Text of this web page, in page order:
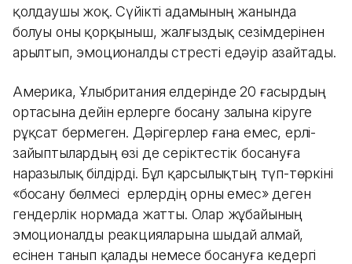
қолдаушы жоқ. Сүйікті адамының жанында
болуы оны қорқыныш, жалғыздық сезімдерінен
арылтып, эмоционалды стресті едәуір азайтады.
Америка, Ұлыбритания елдерінде 20 ғасырдың
ортасына дейін ерлерге босану залына кіруге
рұқсат бермеген. Дәрігерлер ғана емес, ерлі-
зайыптылардың өзі де серіктестік босануға
наразылық білдірді. Бұл қарсылықтың түп-төркіні
«босану бөлмесі ерлердің орны емес» деген
гендерлік нормада жатты. Олар жұбайының
эмоционалды реакцияларына шыдай алмай,
есінен танып қалады немесе босануға кедергі